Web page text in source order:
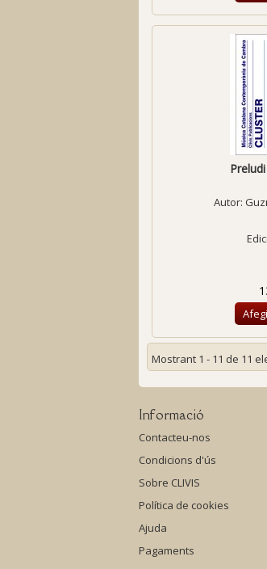
Autor:
Mostrant 1 - 11 de 11
Informació
Contacteu-nos
Condicions d'ús
Sobre CLIVIS
Política de cookies
Ajuda
Pagaments